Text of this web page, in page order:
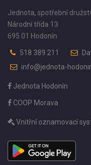
Jednota, spotřební
Národní třída 13
695 01 Hodonín
518 389 211
info@jednota-
Jednota Hodonín
COOP Morava
Vnitřní oznamovací